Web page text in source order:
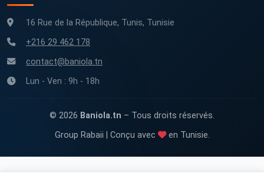
16 Rue de la République, Tunis, Tunisie
+216 29 462 178
contact@baniola.tn
Lun - Ven : 9h - 18h
© 2026 Baniola.tn – Tous droits réservés.
Group Rabaii | Conçu avec
en Tunisie.